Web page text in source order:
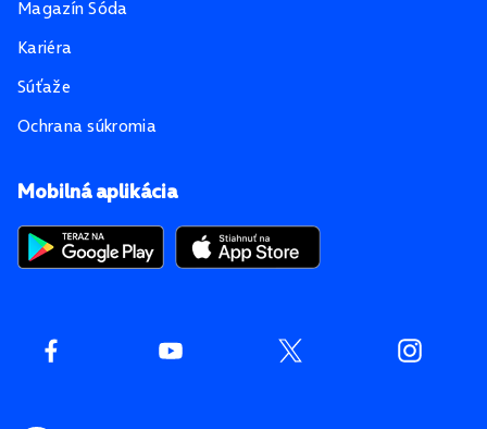
Mobilná aplikácia
Magazín Sóda
Kariéra
Súťaže
Ochrana súkromia